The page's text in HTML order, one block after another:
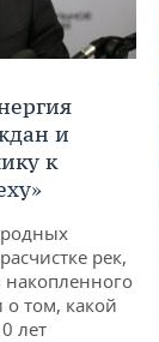
и
к
рек,
накопленного
том, какой
лет